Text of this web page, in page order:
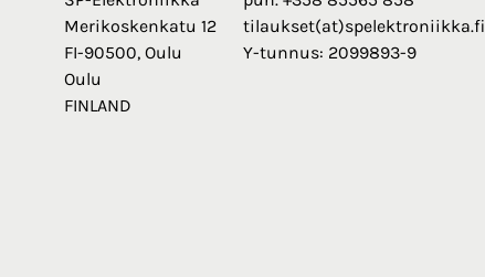
Merikoskenkatu 12
FI-90500, Oulu
Oulu
FINLAND
tilaukset(at)spelektroniikka.fi
Y-tunnus: 2099893-9